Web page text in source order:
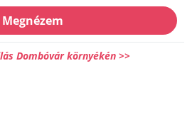
Megnézem
Dombóvár környékén >>